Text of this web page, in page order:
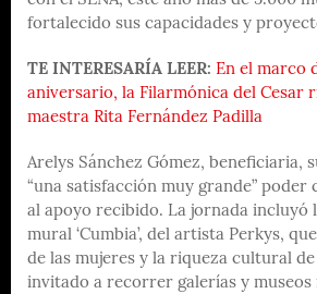
fortalecido sus capacidades y
TE INTERESARÍA LEER: En el marco
aniversario, la Filarmónica del Cesar
maestra Rita Fernández Padilla
Arelys Sánchez Gómez, beneficiaria,
“una satisfacción muy grande” poder
al apoyo recibido. La jornada incluyó
mural ‘Cumbia’, del artista Perkys,
de las mujeres y la riqueza cultural
invitado a recorrer galerías y museos